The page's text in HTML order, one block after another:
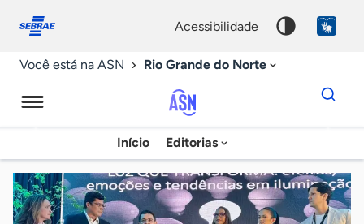
conosco
acessibilidade
Você está na ASN Rio Grande do Norte
Agência
Sebrae
de
Notícias
Início Editorias
Dados
para
chave